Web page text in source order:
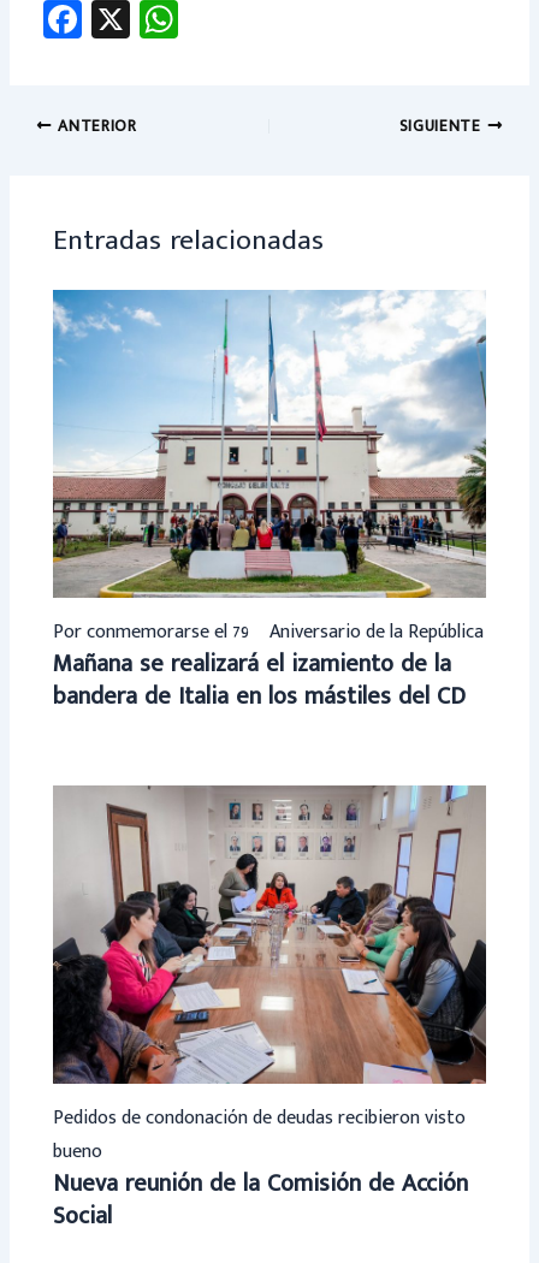
Fa
ce
o
X
ANTERIOR SIGUIENTE
Entradas relacionadas
Por conmemorarse el 79º Aniversario de la República
Mañana se realizará el izamiento de la
bandera de Italia en los mástiles del CD
Pedidos de condonación de deudas recibieron visto
bueno
Nueva reunión de la Comisión de Acción
Social